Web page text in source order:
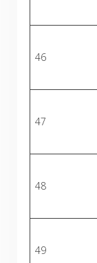
46
47
48
49